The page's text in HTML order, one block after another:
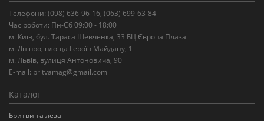
Телефони: (098) 636-96-16, (063) 699-63-84
Час роботи: Пн-Сб 09:00 - 18:00
м. Київ, бул. Тараса Шевченка, 33 БЦ Європа Плаза
м. Днiпро, площа Героїв Майдану, 1
м. Львів, вулиця Антоновича, 90
E-mail: britvamag@gmail.com
Каталог
Бритви та леза